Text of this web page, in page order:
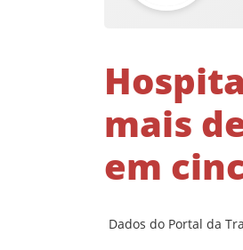
mais
em
Dados do Portal da